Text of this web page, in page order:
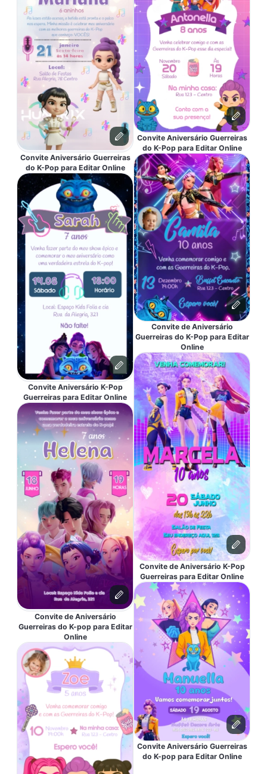
Convite Aniversário Guerreiras
do K-Pop para Editar Online
Convite Aniversário K-Pop
Guerreiras para Editar Online
Convite de Aniversário
Guerreiras do K-pop para Editar
Online
Convite Aniversário Guerreiras
do K-Pop para Editar Online
Convite de Aniversário
Guerreiras do K-Pop para Editar
Online
Convite de Aniversário K-Pop
Guerreiras para Editar Online
Convite Aniversário Guerreiras
do K-pop para Editar Online